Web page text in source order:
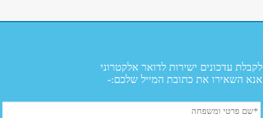
לקבלת עדכונים ישירות לדואר אלקטרוני
אנא השאירו את כתובת המייל שלכם:-